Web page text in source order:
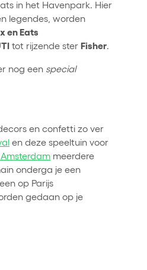
in het Havenpark. Hier
legendes, worden
en Eats
tot rijzende ster Fisher.
nog een special
en confetti zo ver
en deze speeltuin voor
meerdere
onderga je een
op Parijs
gedaan op je